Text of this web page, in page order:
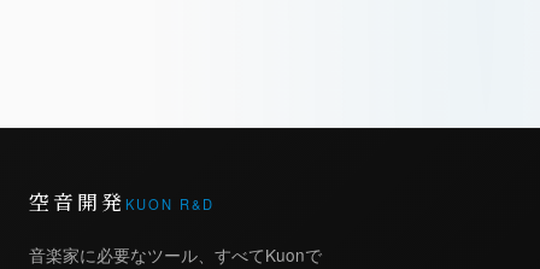
空音開発 KUON R&D
音楽家に必要なツール、すべてKuonで